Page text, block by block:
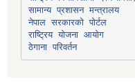
सामान्य प्रशासन मन्त्रालय
नेपाल सरकारको पोर्टल
राष्ट्रिय योजना आयोग
ठेगाना परिवर्तन